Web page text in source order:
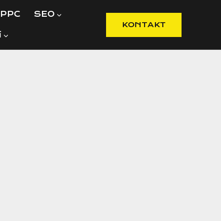
PPC SEO
KONTAKT